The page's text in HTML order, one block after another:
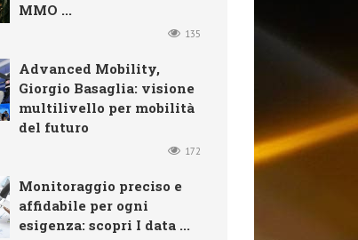
MMO ...
135
Advanced Mobility,
Giorgio Basaglia: visione
multilivello per mobilità
del futuro
172
Monitoraggio preciso e
affidabile per ogni
esigenza: scopri I data ...